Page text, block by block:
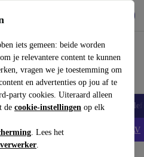
iets gemeen: beide worden
je relevantere content te kunnen
vragen we je toestemming om
en advertenties op jou af te
party cookies. Uiteraard alleen
de cookie-instellingen op elk
. Lees het
.
Smartwatches Accessoires
- Code: IPHONEDEAL - AV